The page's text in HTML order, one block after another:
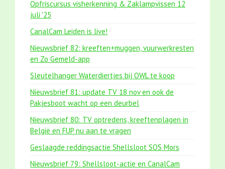
Opfriscursus visherkenning & Zaklampvissen 12
juli '25
CanalCam Leiden is live!
Nieuwsbrief 82: kreeften+muggen, vuurwerkresten
en Zo Gemeld-app
Sleutelhanger Waterdiertjes bij OWL te koop
Nieuwsbrief 81: update TV 18 nov en ook de
Pakjesboot wacht op een deurbel
Nieuwsbrief 80: TV optredens, kreeftenplagen in
België en FUP nu aan te vragen
Geslaagde reddingsactie Shellsloot SOS Mors
Nieuwsbrief 79: Shellsloot-actie en CanalCam